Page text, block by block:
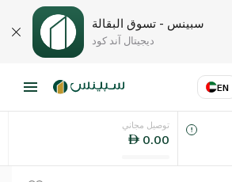
سبينس - تسوق البقالة
ديجيتال آند كود
EN
اللغةتوصيل مجاني
0.00